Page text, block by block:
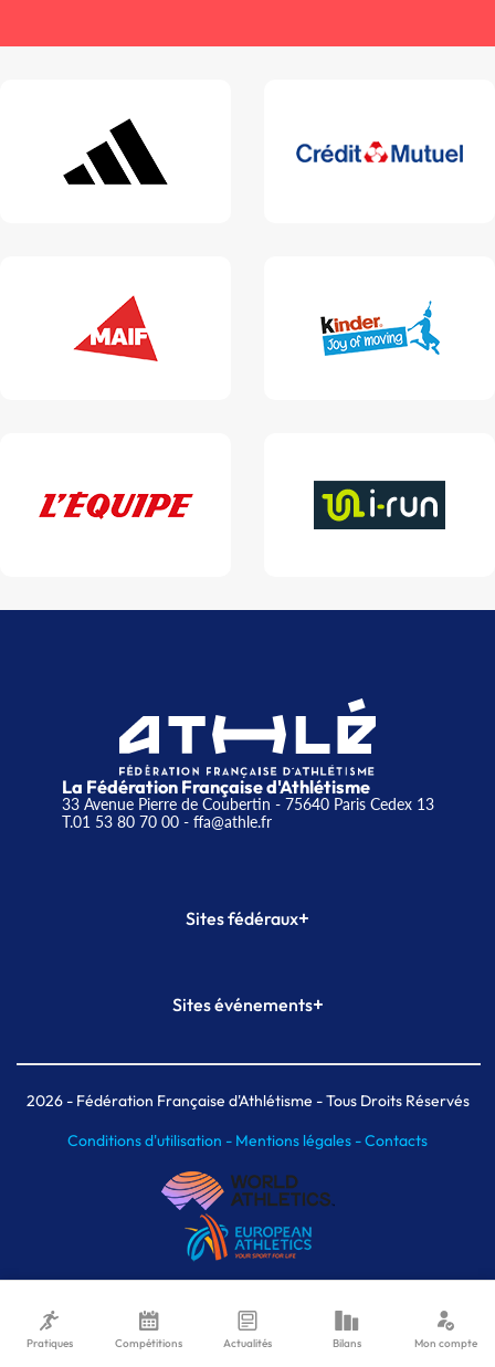
La Fédération Française d'Athlétisme
33 Avenue Pierre de Coubertin - 75640 Paris Cedex 13
T.01 53 80 70 00- ffa@athle.fr
Sites fédéraux+
Plateforme Formation
Sites événements+
Meeting de Paris indoor
MAIF Ekiden de Paris
2026- Fédération Française d'Athlétisme - Tous Droits Réservés
Conditions d'utilisation - Mentions légales -Contacts
Pratiques Compétitions Actualités Bilans Mon compte